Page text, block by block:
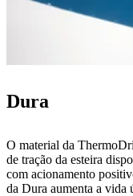
Dura
O material da
de tração da esteira
com acionamento
da Dura aumenta a vida